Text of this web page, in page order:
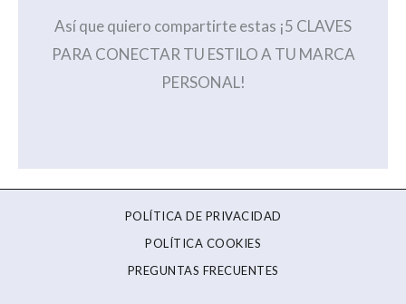
Así que quiero compartirte estas ¡5 CLAVES
PARA CONECTAR TU ESTILO A TU MARCA
PERSONAL!
POLÍTICA DE PRIVACIDAD
POLÍTICA COOKIES
PREGUNTAS FRECUENTES